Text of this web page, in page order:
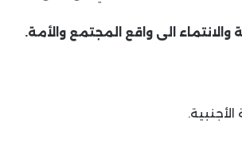
الى واقع المجتمع والأمة.